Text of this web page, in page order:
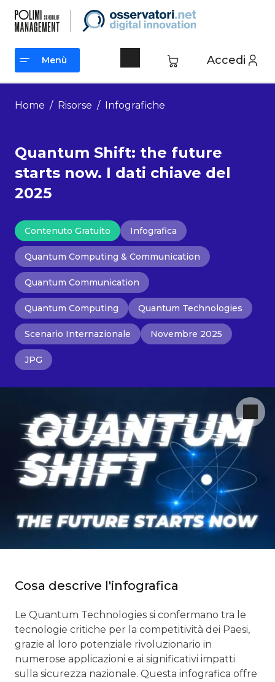
contenuto
Accedi
Menù
Menù
Home / Risorse / Infografiche
Quantum Shift: the future
starts now. I dati chiave del
2025
Contenuto Gratuito Infografica
Quantum Computing & Communication
Quantum Communication
Quantum Computing Quantum Technologies
Scenario Internazionale Novembre 2025
JPG
Cosa descrive l'infografica
Le Quantum Technologies si confermano tra le
tecnologie critiche per la competitività dei Paesi,
grazie al loro potenziale rivoluzionario in
numerose applicazioni e ai significativi impatti
sulla sicurezza nazionale. Questa infografica offre